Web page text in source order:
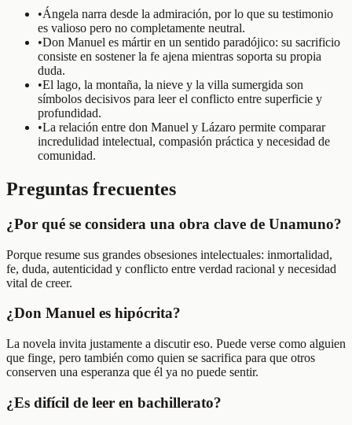
•Ángela narra desde la admiración, por lo que su testimonio
es valioso pero no completamente neutral.
•Don Manuel es mártir en un sentido paradójico: su sacrificio
consiste en sostener la fe ajena mientras soporta su propia
duda.
•El lago, la montaña, la nieve y la villa sumergida son
símbolos decisivos para leer el conflicto entre superficie y
profundidad.
•La relación entre don Manuel y Lázaro permite comparar
incredulidad intelectual, compasión práctica y necesidad de
comunidad.
Preguntas frecuentes
¿Por qué se considera una obra clave de Unamuno?
Porque resume sus grandes obsesiones intelectuales: inmortalidad,
fe, duda, autenticidad y conflicto entre verdad racional y necesidad
vital de creer.
¿Don Manuel es hipócrita?
La novela invita justamente a discutir eso. Puede verse como alguien
que finge, pero también como quien se sacrifica para que otros
conserven una esperanza que él ya no puede sentir.
¿Es difícil de leer en bachillerato?